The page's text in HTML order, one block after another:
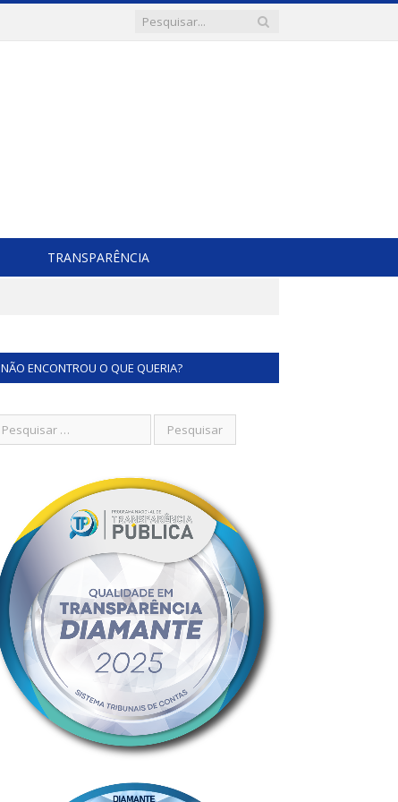
TRANSPARÊNCIA
NÃO ENCONTROU O QUE QUERIA?